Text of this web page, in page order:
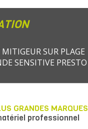
SUR PLAGE
SENSITIVE PRESTO
GRANDES MARQUES
professionnel